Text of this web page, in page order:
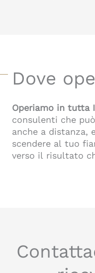
Dove
Operiamo in tutta
consulenti che
anche a distanza,
scendere al tuo
verso il risultato